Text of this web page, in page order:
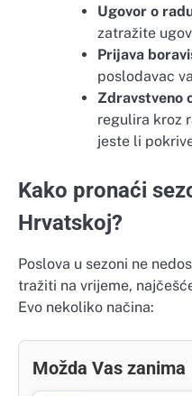
Ugovor o
zatražite
Prijava
poslodavac
Zdravstveno
regulira kroz
jeste li
Kako pronaći
Hrvatskoj?
Poslova u sezoni ne
tražiti na vrijeme,
Evo nekoliko načina:
Možda Vas zanima